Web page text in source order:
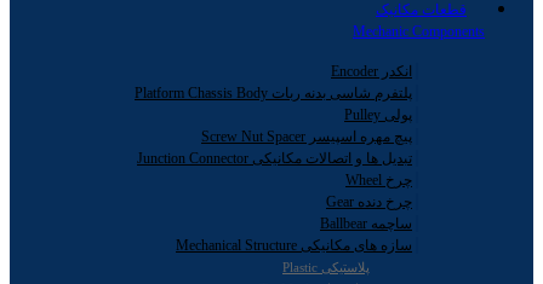
قطعات مکانیک
Mechanic Components
انکدر Encoder
پلتفرم شاسی بدنه ربات Platform Chassis Body
پولی Pulley
پیچ مهره اسپیسر Screw Nut Spacer
تبدیل ها و اتصالات مکانیکی Junction Connector
چرخ Wheel
چرخ دنده Gear
ساچمه Ballbear
سازه های مکانیکی Mechanical Structure
پلاستیکی Plastic